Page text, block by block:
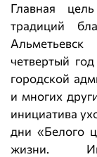
Главная
традиций
четвертый
городской
и многих
инициатива
дни «Белого
жизни.